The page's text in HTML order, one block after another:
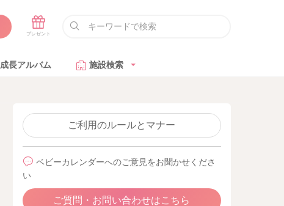
成長アルバム 施設検索
ご利用のルールとマナー
ベビーカレンダーへのご意見をお聞かせくださ
い
ご質問・お問い合わせはこちら